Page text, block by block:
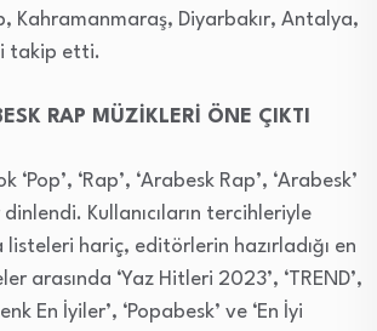
Kahramanmaraş, Diyarbakır, Antalya,
takip etti.
RAP MÜZİKLERİ ÖNE ÇIKTI
‘Rap’, ‘Arabesk Rap’, ‘Arabesk’
Kullanıcıların tercihleriyle
hariç, editörlerin hazırladığı en
arasında ‘Yaz Hitleri 2023’, ‘TREND’,
En İyiler’, ‘Popabesk’ ve ‘En İyi